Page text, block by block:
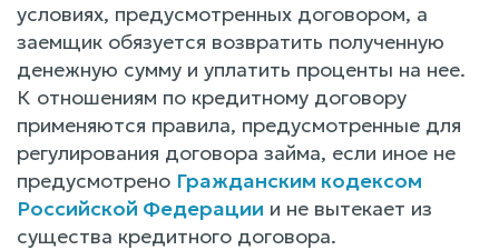
условиях, предусмотренных договором, а
заемщик обязуется возвратить полученную
денежную сумму и уплатить проценты на нее.
К отношениям по кредитному договору
применяются правила, предусмотренные для
регулирования договора займа, если иное не
предусмотрено Гражданским кодексом
Российской Федерации и не вытекает из
существа кредитного договора.